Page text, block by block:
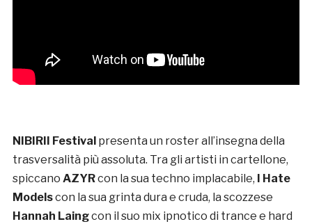
NIBIRII Festival presenta un roster all’insegna della
trasversalità più assoluta. Tra gli artisti in cartellone,
spiccano AZYRcon la sua techno implacabile,
I Hate
Modelscon la sua grinta dura e cruda, la scozzese
Hannah Laingcon il suo mix ipnotico di trance e hard